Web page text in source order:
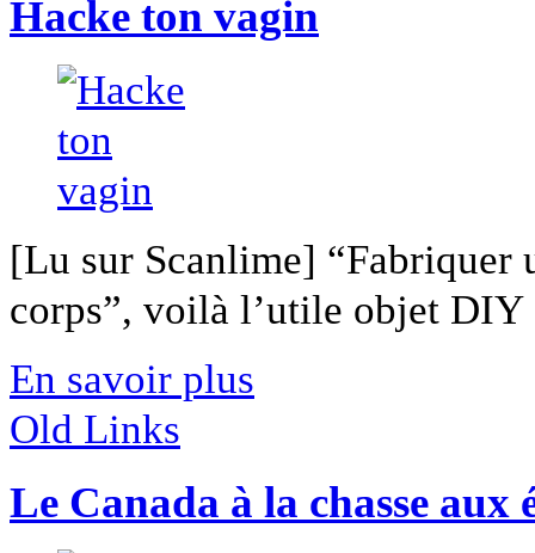
Hacke ton vagin
[Lu sur Scanlime] “Fabriquer
corps”, voilà l’utile objet
En savoir plus
Old Links
Le Canada à la chasse aux